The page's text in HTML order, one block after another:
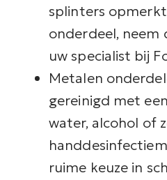
splinters
onderdeel,
uw specialist bij
Metalen
gereinigd met
water, alcohol of
ruime keuze in